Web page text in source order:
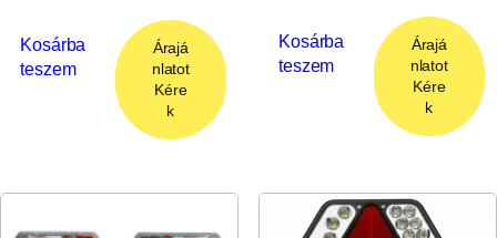
Kosárba
teszem
Árajá
nlatot
Kére
k
Kosárba
teszem
Árajá
nlatot
Kére
k